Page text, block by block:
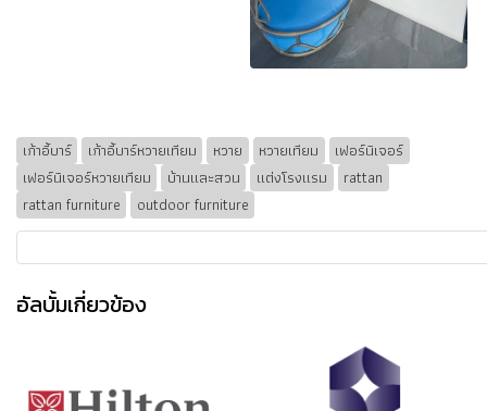
เก้าอี้บาร์ เก้าอี้บาร์หวายเทียม หวาย หวายเทียม
เฟอร์นิเจอร์
เฟอร์นิเจอร์หวายเทียม
บ้านและสวน แต่งโรงแรม
rattan
rattan furniture
outdoor furniture
อัลบั้มเกี่ยวข้อง